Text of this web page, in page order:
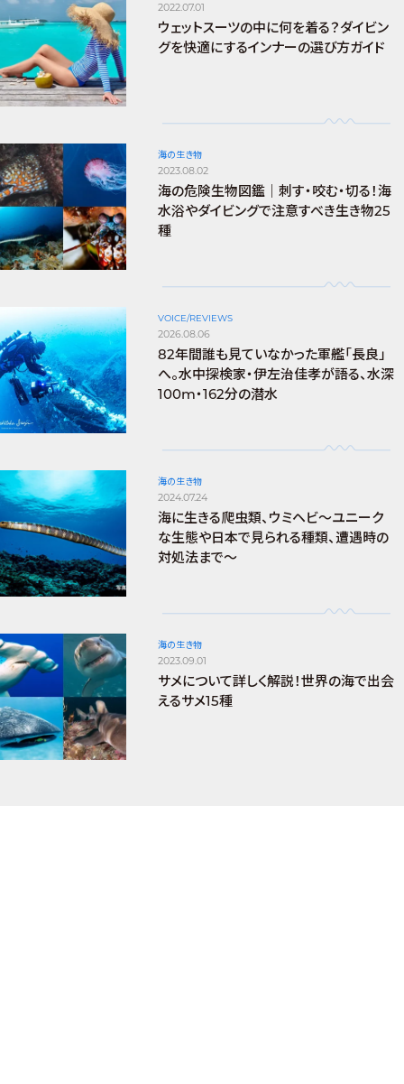
2022.07.01
ウェットスーツの中に何を着る？ダイビン
グを快適にするインナーの選び方ガイド
海の生き物
2023.08.02
海の危険生物図鑑｜刺す・咬む・切る！海
水浴やダイビングで注意すべき生き物25
種
VOICE/REVIEWS
2026.08.06
82年間誰も見ていなかった軍艦「長良」
へ。水中探検家・伊左治佳孝が語る、水深
100m・162分の潜水
海の生き物
2024.07.24
海に生きる爬虫類、ウミヘビ～ユニーク
な生態や日本で見られる種類、遭遇時の
対処法まで～
海の生き物
2023.09.01
サメについて詳しく解説！世界の海で出会
えるサメ15種